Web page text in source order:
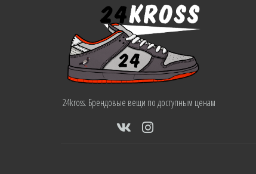
24kross. Брендовые вещи по доступным ценам